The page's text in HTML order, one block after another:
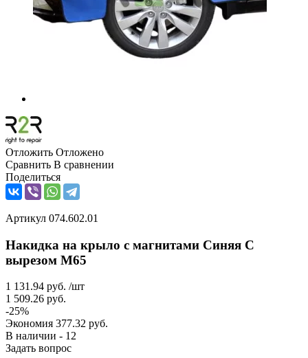
Отложить Отложено
Сравнить В сравнении
Поделиться
Артикул 074.602.01
Накидка на крыло с магнитами Синяя С
вырезом M65
1 131.94 руб. /шт
1 509.26 руб.
-25%
Экономия 377.32 руб.
В наличии - 12
Задать вопрос